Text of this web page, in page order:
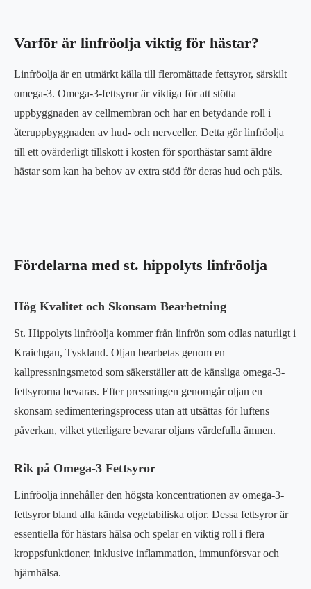
Varför är linfröolja viktig för hästar?
Linfröolja är en utmärkt källa till fleromättade fettsyror, särskilt
omega-3. Omega-3-fettsyror är viktiga för att stötta
uppbyggnaden av cellmembran och har en betydande roll i
återuppbyggnaden av hud- och nervceller. Detta gör linfröolja
till ett ovärderligt tillskott i kosten för sporthästar samt äldre
hästar som kan ha behov av extra stöd för deras hud och päls.
Fördelarna med st. hippolyts linfröolja
Hög Kvalitet och Skonsam Bearbetning
St. Hippolyts linfröolja kommer från linfrön som odlas naturligt i
Kraichgau, Tyskland. Oljan bearbetas genom en
kallpressningsmetod som säkerställer att de känsliga omega-3-
fettsyrorna bevaras. Efter pressningen genomgår oljan en
skonsam sedimenteringsprocess utan att utsättas för luftens
påverkan, vilket ytterligare bevarar oljans värdefulla ämnen.
Rik på Omega-3 Fettsyror
Linfröolja innehåller den högsta koncentrationen av omega-3-
fettsyror bland alla kända vegetabiliska oljor. Dessa fettsyror är
essentiella för hästars hälsa och spelar en viktig roll i flera
kroppsfunktioner, inklusive inflammation, immunförsvar och
hjärnhälsa.